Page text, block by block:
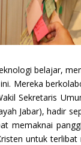
belajar,
Mereka
Sekretaris
Jabar), hadir
memaknai
untuk